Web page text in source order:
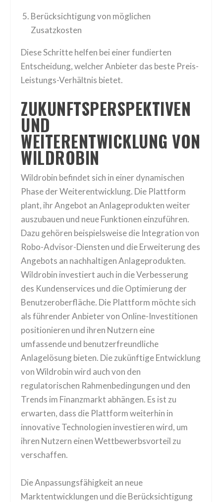
Berücksichtigung von möglichen
Zusatzkosten
Diese Schritte helfen bei einer fundierten
Entscheidung, welcher Anbieter das beste Preis-
Leistungs-Verhältnis bietet.
ZUKUNFTSPERSPEKTIVEN
UND
WEITERENTWICKLUNG VON
WILDROBIN
Wildrobin befindet sich in einer dynamischen
Phase der Weiterentwicklung. Die Plattform
plant, ihr Angebot an Anlageprodukten weiter
auszubauen und neue Funktionen einzuführen.
Dazu gehören beispielsweise die Integration von
Robo-Advisor-Diensten und die Erweiterung des
Angebots an nachhaltigen Anlageprodukten.
Wildrobin investiert auch in die Verbesserung
des Kundenservices und die Optimierung der
Benutzeroberfläche. Die Plattform möchte sich
als führender Anbieter von Online-Investitionen
positionieren und ihren Nutzern eine
umfassende und benutzerfreundliche
Anlagelösung bieten. Die zukünftige Entwicklung
von Wildrobin wird auch von den
regulatorischen Rahmenbedingungen und den
Trends im Finanzmarkt abhängen. Es ist zu
erwarten, dass die Plattform weiterhin in
innovative Technologien investieren wird, um
ihren Nutzern einen Wettbewerbsvorteil zu
verschaffen.
Die Anpassungsfähigkeit an neue
Marktentwicklungen und die Berücksichtigung